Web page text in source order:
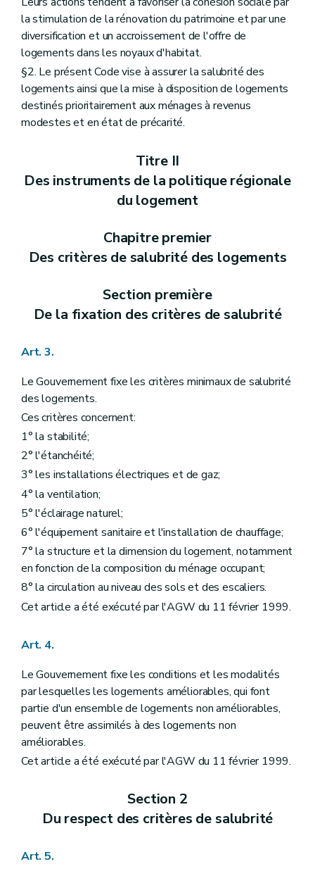
la stimulation de la rénovation du patrimoine et par une
diversification et un accroissement de l'offre de
logements dans les noyaux d'habitat.
§2. Le présent Code vise à assurer la salubrité des
logements ainsi que la mise à disposition de logements
destinés prioritairement aux ménages à revenus
modestes et en état de précarité.
Titre II
Des instruments de la politique régionale
du logement
Chapitre premier
Des critères de salubrité des logements
Section première
De la fixation des critères de salubrité
Art. 3.
Le Gouvernement fixe les critères minimaux de salubrité
des logements.
Ces critères concernent:
1° la stabilité;
2° l'étanchéité;
3° les installations électriques et de gaz;
4° la ventilation;
5° l'éclairage naturel;
6° l'équipement sanitaire et l'installation de chauffage;
7° la structure et la dimension du logement, notamment
en fonction de la composition du ménage occupant;
8° la circulation au niveau des sols et des escaliers.
Cet article a été exécuté par l'AGW du 11 février 1999.
Art. 4.
Le Gouvernement fixe les conditions et les modalités
par lesquelles les logements améliorables, qui font
partie d'un ensemble de logements non améliorables,
peuvent être assimilés à des logements non
améliorables.
Cet article a été exécuté par l'AGW du 11 février 1999.
Section 2
Du respect des critères de salubrité
Art. 5.